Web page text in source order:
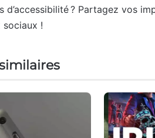
d’accessibilité ? Partagez vos
sociaux !